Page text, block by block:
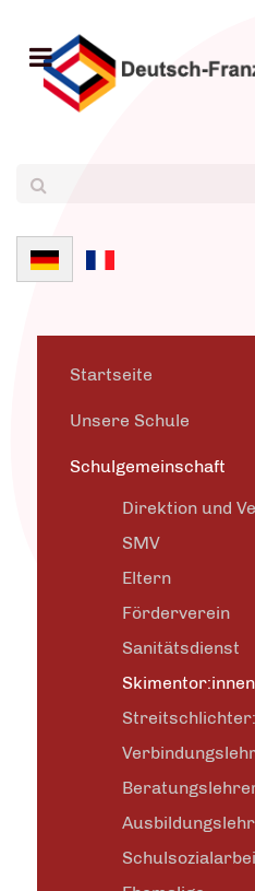
Sprache auswählen
Startseite
Unsere Schule
Schulgemeinschaft
Direktion und
SMV
Eltern
Förderverein
Sanitätsdienst
Skimentor:innen